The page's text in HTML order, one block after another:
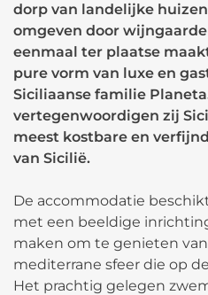
dorp van landelijke
omgeven door
eenmaal ter plaatse
pure vorm van luxe en
Siciliaanse familie Planeta
vertegenwoordigen zij
meest kostbare en
van Sicilië.
De accommodatie
met een beeldige
maken om te genieten
mediterrane sfeer die op
Het prachtig gelegen